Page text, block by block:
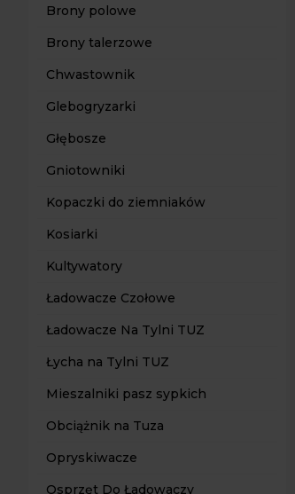
Brony polowe
Brony talerzowe
Chwastownik
Glebogryzarki
Głębosze
Gniotowniki
Kopaczki do ziemniaków
Kosiarki
Kultywatory
Ładowacze Czołowe
Ładowacze Na Tylni TUZ
Łycha na Tylni TUZ
Mieszalniki pasz sypkich
Obciążnik na Tuza
Opryskiwacze
Osprzęt Do Ładowaczy